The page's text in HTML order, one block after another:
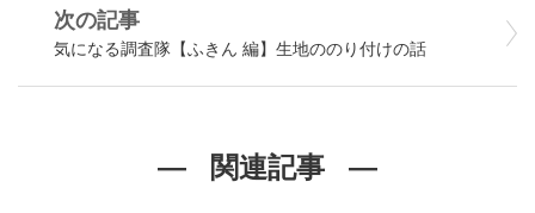
次の記事
気になる調査隊【ふきん 編】生地ののり付けの話
関連記事